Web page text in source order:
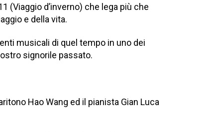
(Viaggio d’inverno) che lega più che
e della vita.
musicali di quel tempo in uno dei
signorile passato.
Hao Wang ed il pianista Gian Luca